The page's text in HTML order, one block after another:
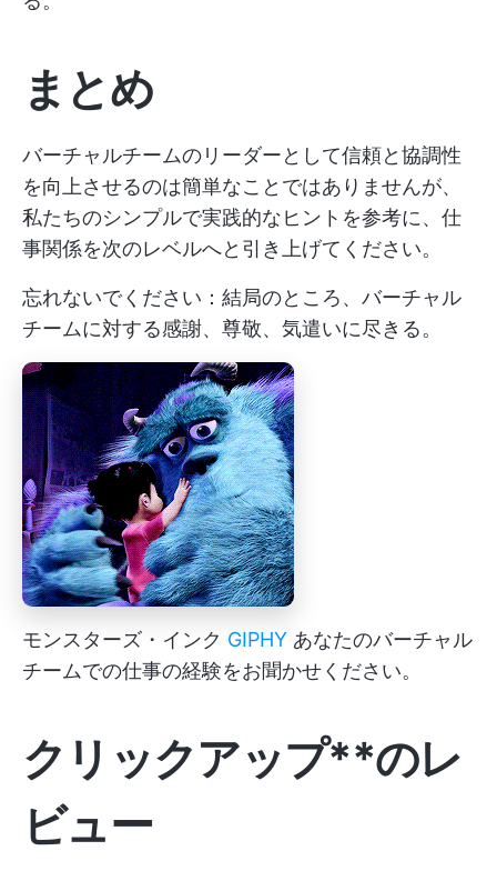
まとめ
バーチャルチームのリーダーとして信頼と協調性
を向上させるのは簡単なことではありませんが、
私たちのシンプルで実践的なヒントを参考に、仕
事関係を次のレベルへと引き上げてください。️
忘れないでください：結局のところ、バーチャル
チームに対する感謝、尊敬、気遣いに尽きる。
モンスターズ・インク GIPHY あなたのバーチャル
チームでの仕事の経験をお聞かせください。
クリックアップ**のレ
ビュー